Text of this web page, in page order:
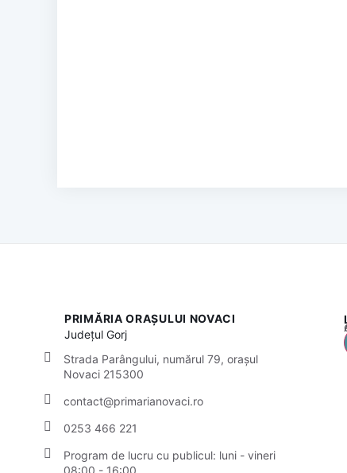
PRIMĂRIA ORAȘULUI NOVACI
JudețulGorj
Strada Parângului, numărul 79, orașul
Novaci 215300
contact@primarianovaci.ro
0253 466 221
Program de lucru cu publicul: luni - vineri
08:00 - 16:00